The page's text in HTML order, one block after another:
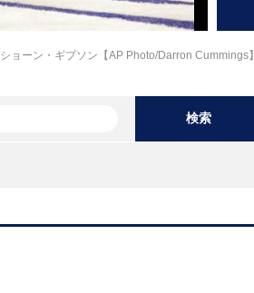
ョーン・ギプソン【AP Photo/Darron Cummings】
検索